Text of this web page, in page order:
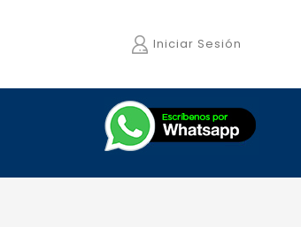
Iniciar Sesión